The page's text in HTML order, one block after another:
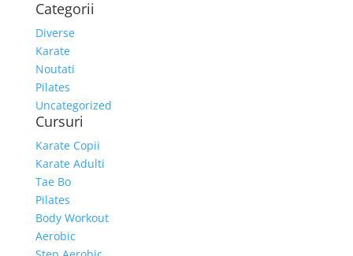
Categorii
Diverse
Karate
Noutati
Pilates
Uncategorized
Cursuri
Karate Copii
Karate Adulti
Tae Bo
Pilates
Body Workout
Aerobic